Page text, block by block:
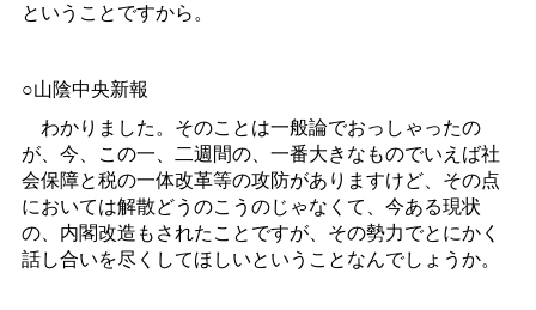
ということですから。
○山陰中央新報
わかりました。そのことは一般論でおっしゃったの
が、今、この一、二週間の、一番大きなものでいえば社
会保障と税の一体改革等の攻防がありますけど、その点
においては解散どうのこうのじゃなくて、今ある現状
の、内閣改造もされたことですが、その勢力でとにかく
話し合いを尽くしてほしいということなんでしょうか。